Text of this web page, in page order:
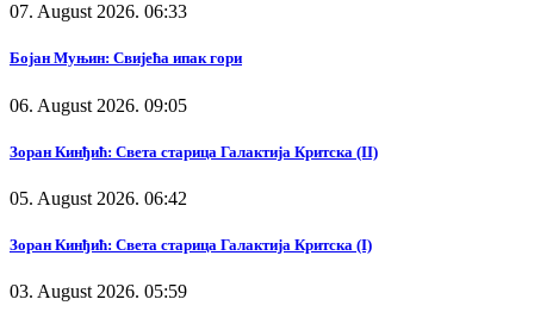
07. August 2026. 06:33
Бојан Муњин: Свијећа ипак гори
06. August 2026. 09:05
Зоран Кинђић: Света старица Галактија Критска (II)
05. August 2026. 06:42
Зоран Кинђић: Света старица Галактија Критска (I)
03. August 2026. 05:59